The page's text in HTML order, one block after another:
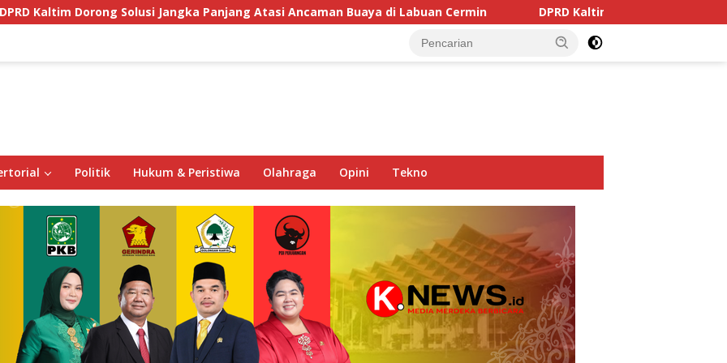
Solusi Jangka Panjang Atasi Ancaman Buaya di Labuan Cermin DPRD Kaltim Soroti Dominasi Truk Tambang di
Politik Hukum & Peristiwa Olahraga Opini Tekno